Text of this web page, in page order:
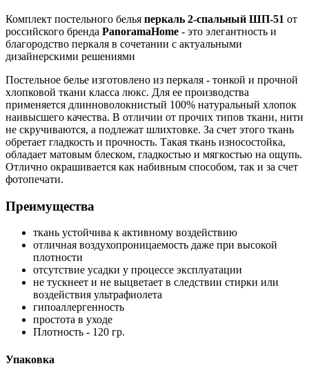
Комплект постельного белья перкаль 2-спальный ШП-51 от
российского бренда PanoramaHome - это элегантность и
благородство перкаля в сочетании с актуальными
дизайнерскими решениями
Постельное белье изготовлено из перкаля - тонкой и прочной
хлопковой ткани класса люкс. Для ее производства
применяется длинноволокнистый 100% натуральный хлопок
наивысшего качества. В отличии от прочих типов ткани, нити
не скручиваются, а подлежат шлихтовке. За счет этого ткань
обретает гладкость и прочность. Такая ткань износостойка,
обладает матовым блеском, гладкостью и мягкостью на ощупь.
Отлично окрашивается как набивным способом, так и за счет
фотопечати.
Преимущества
ткань устойчива к активному воздействию
отличная воздухопроницаемость даже при высокой
плотности
отсутствие усадки у процессе эксплуатации
не тускнеет и не выцветает в следствии стирки или
воздействия ультрафиолета
гипоаллергенность
простота в уходе
Плотность - 120 гр.
Упаковка